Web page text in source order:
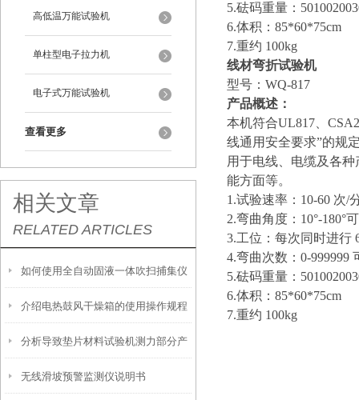
高低温万能试验机
单柱型电子拉力机
电子式万能试验机
查看更多
相关文章
RELATED ARTICLES
如何使用全自动固液一体吹扫捕集仪
提升实验室效率
介绍电热鼓风干燥箱的使用操作规程
分析导致垫片材料试验机测力部分产
生摩擦力的原因
无线滑坡预警监测仪说明书
5.砝码重量：
6.体积：85*60*75cm
7.重约 100kg
线材弯折试验机
型号：WQ-817
产品概述：
本机符合UL817、
线通用安全要求”的规
用于电线、电缆及各
能方面等。
1.试验速率：10-60 次/
2.弯曲角度：10°-180°
3.工位：每次同时进行
4.弯曲次数：0-999999
5.砝码重量：
6.体积：85*60*75cm
7.重约 100kg